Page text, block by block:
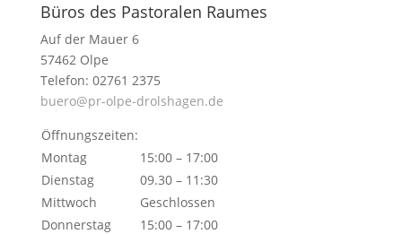
Büros des Pastoralen Raumes
Auf der Mauer 6
57462 Olpe
Telefon: 02761 2375
buero@pr-olpe-drolshagen.de
Öffnungszeiten:
Montag
15:00 – 17:00
Dienstag
09.30 – 11:30
Mittwoch
Geschlossen
Donnerstag
15:00 – 17:00